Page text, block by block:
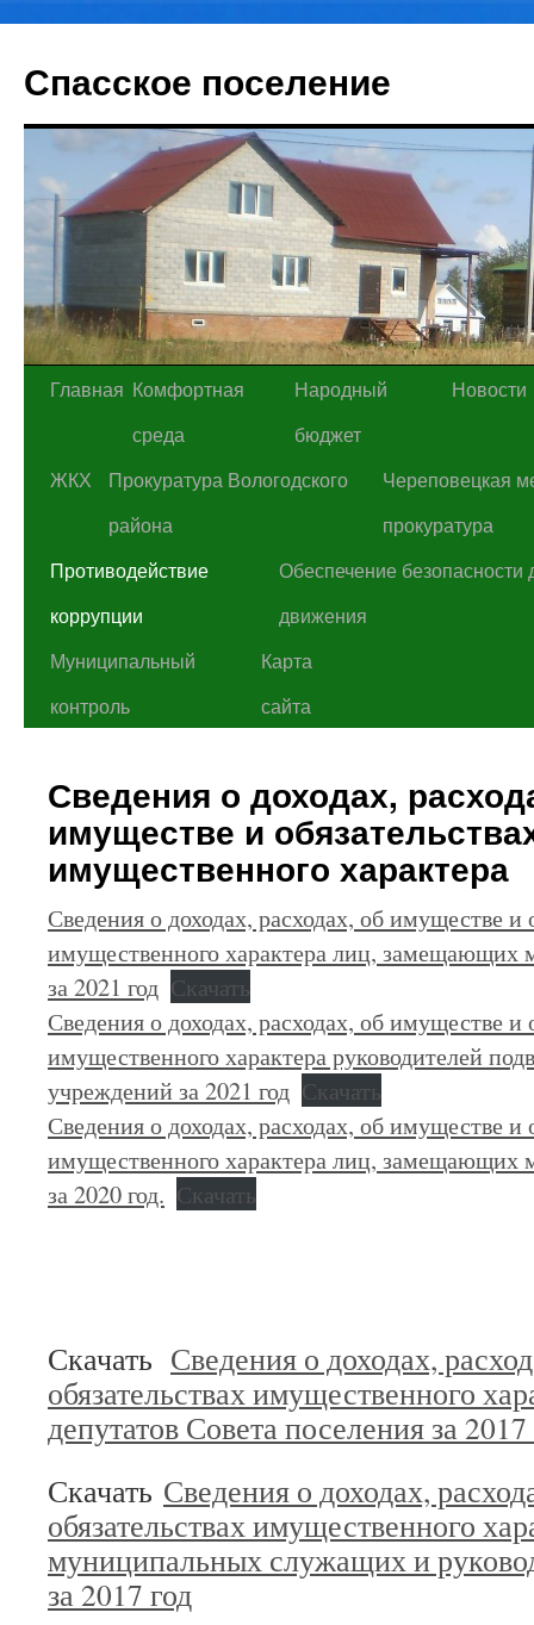
Спасское поселение
Перейти
содержимому
Главная Комфортная
среда
Народный
бюджет
Новости
ЖКХ
Прокуратура Вологодского
района
Череповецкая
прокуратура
Противодействие
коррупции
Обеспечение безопасности
движения
Муниципальный
контроль
Карта
сайта
Сведения о доходах,
имуществе и
имущественного характера
Сведения о доходах, расходах, об имуществе и
имущественного характера лиц,
за 2021 год Скачать
Сведения о доходах, расходах, об имуществе и
имущественного характера руководителей
учреждений за 2021 год Скачать
Сведения о доходах, расходах, об имуществе и
имущественного характера лиц,
за 2020 год. Скачать
Скачать Сведения о доходах,
обязательствах имущественного
депутатов Совета поселения за 2017
Скачать Сведения о доходах,
обязательствах имущественного
муниципальных служащих и
за 2017 год